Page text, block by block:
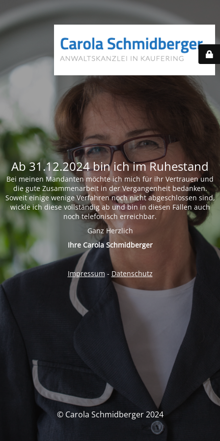
Ab 31.12.2024 bin ich im Ruhestand
Bei meinen Mandanten möchte ich mich für ihr Vertrauen und
die gute Zusammenarbeit in der Vergangenheit bedanken.
Soweit einige wenige Verfahren noch nicht abgeschlossen sind,
wickle ich diese vollständig ab und bin in diesen Fällen auch
noch telefonisch erreichbar.
Ganz Herzlich
Ihre Carola Schmidberger
Impressum - Datenschutz
© Carola Schmidberger 2024